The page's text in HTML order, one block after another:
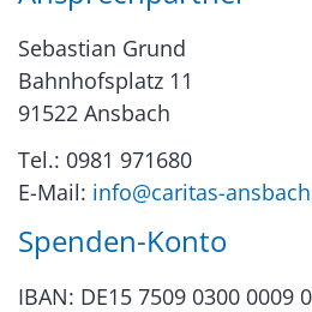
Sebastian Grund
Bahnhofsplatz 11
91522 Ansbach
Tel.: 0981 971680
E-Mail: info@caritas-
Spenden-Konto
IBAN: DE15 7509 0300 0009